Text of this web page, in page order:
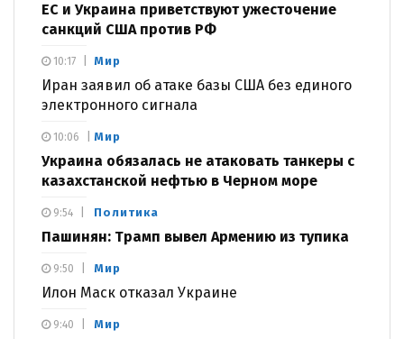
ЕС и Украина приветствуют ужесточение
санкций США против РФ
Мир
Иран заявил об атаке базы США без единого
электронного сигнала
10:17
Мир
Украина обязалась не атаковать танкеры с
казахстанской нефтью в Черном море
10:06
Политика
Пашинян: Трамп вывел Армению из тупика
9:54
Мир
Илон Маск отказал Украине
9:50
Мир
9:40